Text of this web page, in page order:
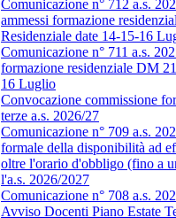
Comunicazione n° 712 a.s.
ammessi formazione
Residenziale date 14-15-16
Comunicazione n° 711 a.s.
formazione residenziale DM
16 Luglio
Convocazione commissione
terze a.s. 2026/27
Comunicazione n° 709 a.s.
formale della disponibilità ad
oltre l'orario d'obbligo (fino a
l'a.s. 2026/2027
Comunicazione n° 708 a.s.
Avviso Docenti Piano Estate